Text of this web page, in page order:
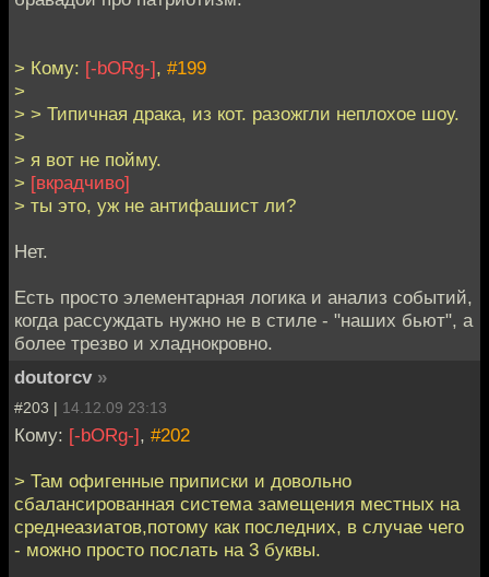
> Кому: [-bORg-], #199
>
> > Типичная драка, из кот. разожгли неплохое шоу.
>
> я вот не пойму.
> [вкрадчиво]
> ты это, уж не антифашист ли?
Нет.
Есть просто элементарная логика и анализ событий,
когда рассуждать нужно не в стиле - "наших бьют", а
более трезво и хладнокровно.
doutorcv »
#203 | 14.12.09 23:13
Кому: [-bORg-], #202
> Там офигенные приписки и довольно
сбалансированная система замещения местных на
среднеазиатов,потому как последних, в случае чего
- можно просто послать на 3 буквы.